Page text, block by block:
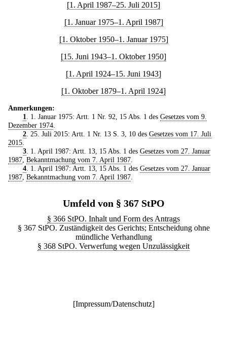
[1. April 1987–25. Juli 2015]
[1. Januar 1975–1. April 1987]
[1. Oktober 1950–1. Januar 1975]
[15. Juni 1943–1. Oktober 1950]
[1. April 1924–15. Juni 1943]
[1. Oktober 1879–1. April 1924]
Anmerkungen:
1. 1. Januar 1975: Artt. 1 Nr. 92, 15 Abs. 1 des Gesetzes vom 9.
Dezember 1974.
2. 25. Juli 2015: Artt. 1 Nr. 13 S. 3, 10 des Gesetzes vom 17. Juli
2015.
3. 1. April 1987: Artt. 13, 15 Abs. 1 des Gesetzes vom 27. Januar
1987, Bekanntmachung vom 7. April 1987.
4. 1. April 1987: Artt. 13, 15 Abs. 1 des Gesetzes vom 27. Januar
1987, Bekanntmachung vom 7. April 1987.
Umfeld von § 367 StPO
§ 366 StPO. Inhalt und Form des Antrags
§ 367 StPO. Zuständigkeit des Gerichts; Entscheidung ohne
mündliche Verhandlung
§ 368 StPO. Verwerfung wegen Unzulässigkeit
[Impressum/Datenschutz]